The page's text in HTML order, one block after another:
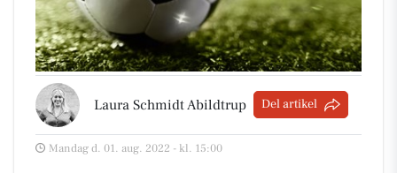
Laura Schmidt Abildtrup Del artikel
Mandag d. 01. aug. 2022 - kl. 15:00